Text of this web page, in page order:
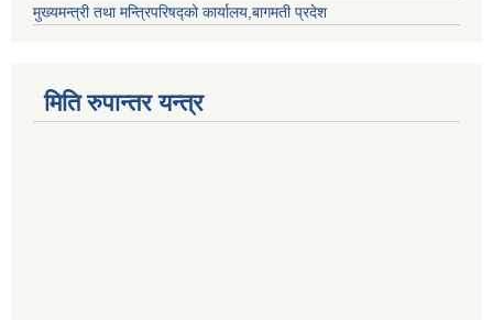
मुख्यमन्त्री तथा मन्त्रिपरिषद्को कार्यालय,बागमती प्रदेश
मिति रुपान्तर यन्त्र